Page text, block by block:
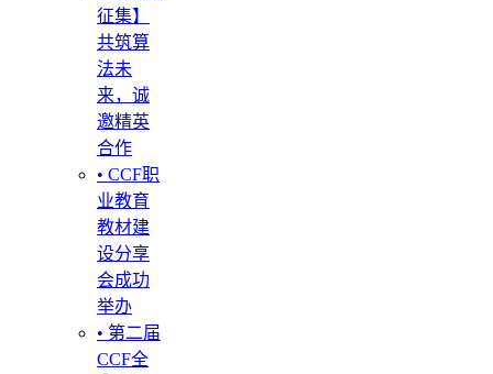
征集】
共筑算
法未
来，诚
邀精英
合作
• CCF职
业教育
教材建
设分享
会成功
举办
• 第二届
CCF全